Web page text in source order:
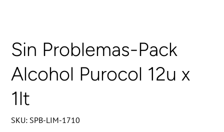
Sin Problemas-Pack
Alcohol Purocol 12u x
1lt
SKU: SKU
SPB-
SPB-LIM-1710